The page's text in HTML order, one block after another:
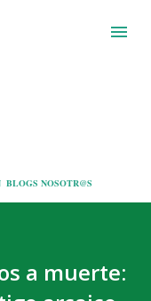
BLOGS NOSOTR@S
a muerte: